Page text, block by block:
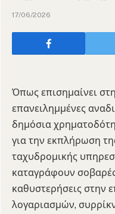
17/06/2026
Όπως επισημαίνει
επανειλημμένες
δημόσια
για την εκπλήρωση
ταχυδρομικής
καταγράφουν
καθυστερήσεις στην
λογαριασμών,